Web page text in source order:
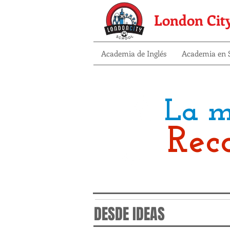
London
Academia de Inglés Academia en
La
DESDE IDEAS